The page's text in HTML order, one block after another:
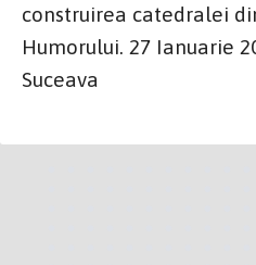
construirea catedralei
Humorului. 27 Ianuarie
Suceava